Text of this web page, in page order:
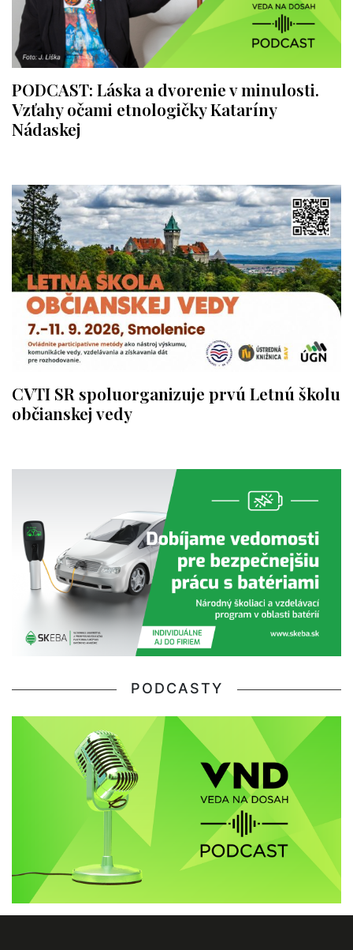
PODCAST: Láska a dvorenie v minulosti.
Vzťahy očami etnologičky Kataríny
Nádaskej
CVTI SR spoluorganizuje prvú Letnú školu
občianskej vedy
PODCASTY